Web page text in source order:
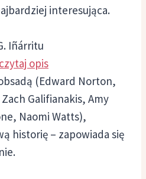
interesująca.
Iñárritu
opis
(Edward Norton,
Galifianakis, Amy
Naomi Watts),
historię – zapowiada się